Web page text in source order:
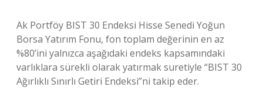
Ak Portföy BIST 30 Endeksi Hisse Senedi Yoğun
Borsa Yatırım Fonu, fon toplam değerinin en az
%80’ini yalnızca aşağıdaki endeks kapsamındaki
varlıklara sürekli olarak yatırmak suretiyle “BIST 30
Ağırlıklı Sınırlı Getiri Endeksi”ni takip eder.